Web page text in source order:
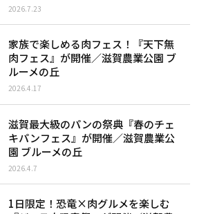
2026.7.23
家族で楽しめる肉フェス！『天下無
肉フェス』が開催／滋賀農業公園 ブ
ルーメの丘
2026.4.17
滋賀最大級のパンの祭典『春のチェ
キパンフェス』が開催／滋賀農業公
園 ブルーメの丘
2026.4.7
1日限定！恐竜×肉グルメを楽しむ